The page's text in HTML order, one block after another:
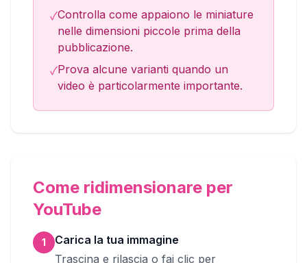
✓Controlla come appaiono le miniature
nelle dimensioni piccole prima della
pubblicazione.
✓Prova alcune varianti quando un
video è particolarmente importante.
Come ridimensionare per
YouTube
1
Carica la tua immagine
Trascina e rilascia o fai clic per